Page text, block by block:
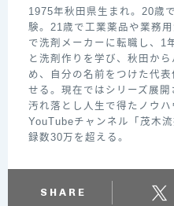
1975年秋田県生まれ。20歳
験。21歳で工業薬品や業務
で洗剤メーカーに転職し、1
と洗剤作りを学び、秋田か
め、自分の名前をつけた代
せる。現在ではシリーズ展開
汚れ落とし人生で得たノウ
YouTubeチャンネル「茂木
録数30万を超える。
SHARE